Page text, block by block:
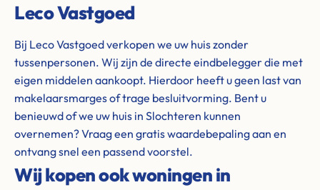
Leco Vastgoed
Bij Leco Vastgoed verkopen we uw huis zonder
tussenpersonen. Wij zijn de directe eindbelegger die met
eigen middelen aankoopt. Hierdoor heeft u geen last van
makelaarsmarges of trage besluitvorming. Bent u
benieuwd of we uw huis in Slochteren kunnen
overnemen? Vraag een gratis waardebepaling aan en
ontvang snel een passend voorstel.
Wij kopen ook woningen in